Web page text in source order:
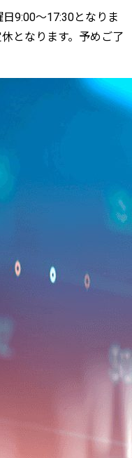
9:00～17:30となりま
となります。予めご了